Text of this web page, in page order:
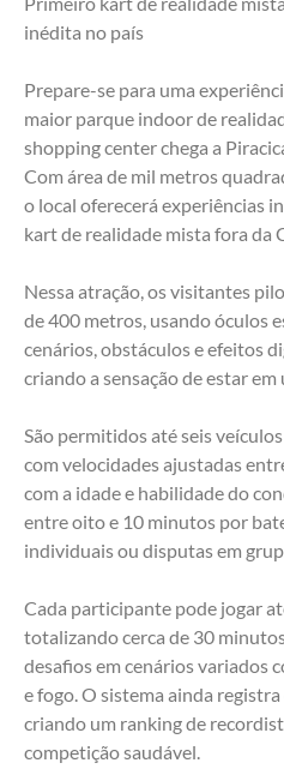
inédita no país
Prepare-se para uma
maior parque indoor de
shopping center chega a
Com área de mil metros
o local oferecerá experiências
kart de realidade mista fora da
Nessa atração, os visitantes
de 400 metros, usando óculos
cenários, obstáculos e efeitos
criando a sensação de estar em
São permitidos até seis
com velocidades ajustadas
com a idade e habilidade do
entre oito e 10 minutos por
individuais ou disputas em
Cada participante pode jogar
totalizando cerca de 30
desafios em cenários variados
e fogo. O sistema ainda
criando um ranking de
competição saudável.